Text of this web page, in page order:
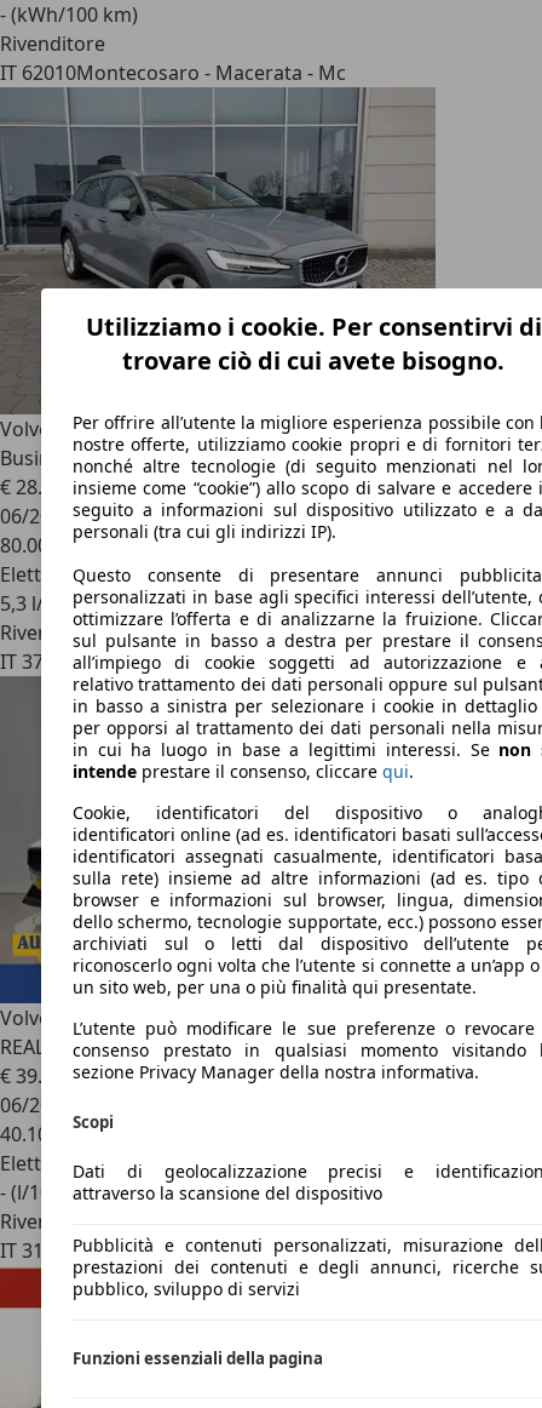
- (kWh/100 km)
Rivenditore
IT 62010Montecosaro - Macerata - Mc
Volvo V60 Cross CountryV60 Cross Country B4 AWD
Business Pro Line Auto
€ 28.9901
06/2021
80.000 km
Elettrica/Diesel
5,3 l/100 km (comb.)
Rivenditore
IT 37045Legnago - Verona - Vr
Volvo V60 Cross CountryB4 (d) AWD auto. Plus PREZZO
REALE
€ 39.9001
06/2023
40.100 km
Elettrica/Diesel
- (l/100 km)
Rivenditore
IT 31048San Biagio Di Callalta - Treviso - Tv
Utilizziamo i cookie. Per consentirvi di
trovare ciò di cui avete bisogno.
Per offrire all’utente la migliore esperienza possibile con
nostre offerte, utilizziamo cookie propri e di fornitori
nonché altre tecnologie (di seguito menzionati nel
insieme come “cookie”) allo scopo di salvare e accedere
seguito a informazioni sul dispositivo utilizzato e a
personali (tra cui gli indirizzi IP).
Questo consente di presentare annunci
personalizzati in base agli specifici interessi dell’utente,
ottimizzare l’offerta e di analizzarne la fruizione.
sul pulsante in basso a destra per prestare il
all’impiego di cookie soggetti ad autorizzazione e
relativo trattamento dei dati personali oppure sul
in basso a sinistra per selezionare i cookie in dettaglio
per opporsi al trattamento dei dati personali nella
in cui ha luogo in base a legittimi interessi. Se non
intende prestare il consenso, cliccare qui.
Cookie, identificatori del dispositivo o
identificatori online (ad es. identificatori basati
identificatori assegnati casualmente, identificatori
sulla rete) insieme ad altre informazioni (ad es. tipo
browser e informazioni sul browser, lingua,
dello schermo, tecnologie supportate, ecc.) possono
archiviati sul o letti dal dispositivo dell’utente
riconoscerlo ogni volta che l’utente si connette a un’app
un sito web, per una o più finalità qui presentate.
L’utente può modificare le sue preferenze o
consenso prestato in qualsiasi momento visitando
sezione Privacy Manager della nostra informativa.
Scopi
Dati di geolocalizzazione precisi e
attraverso la scansione del dispositivo
Pubblicità e contenuti personalizzati, misurazione
prestazioni dei contenuti e degli annunci, ricerche
pubblico, sviluppo di servizi
Funzioni essenziali della pagina